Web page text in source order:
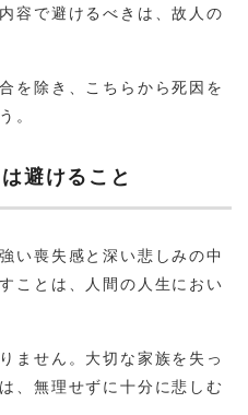
容で避けるべきは、故人の
を除き、こちらから死因を
。
避けること
い喪失感と深い悲しみの中
ことは、人間の人生におい
ません。大切な家族を失っ
、無理せずに十分に悲しむ